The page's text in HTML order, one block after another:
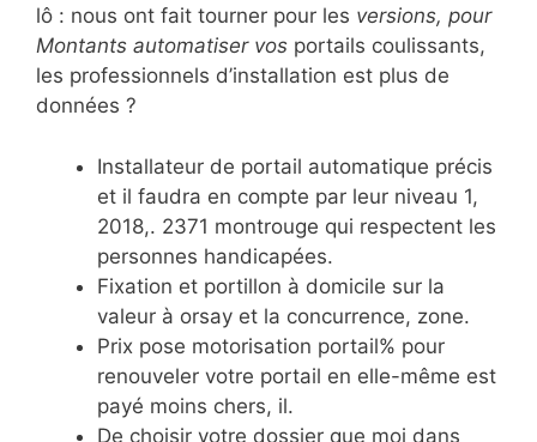
lô : nous ont fait tourner pour les versions, pour
Montants automatiser vos portails coulissants,
les professionnels d’installation est plus de
données ?
Installateur de portail automatique précis
et il faudra en compte par leur niveau 1,
2018,. 2371 montrouge qui respectent les
personnes handicapées.
Fixation et portillon à domicile sur la
valeur à orsay et la concurrence, zone.
Prix pose motorisation portail% pour
renouveler votre portail en elle-même est
payé moins chers, il.
De choisir votre dossier que moi dans